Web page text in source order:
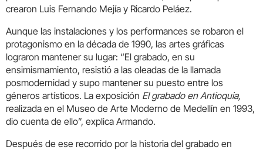
crearon Luis Fernando Mejía y Ricardo Peláez.
Aunque las instalaciones y los performances se robaron el
protagonismo en la década de 1990, las artes gráficas
lograron mantener su lugar: “El grabado, en su
ensimismamiento, resistió a las oleadas de la llamada
posmodernidad y supo mantener su puesto entre los
géneros artísticos. La exposición El grabado en Antioquia,
realizada en el Museo de Arte Moderno de Medellín en 1993,
dio cuenta de ello”, explica Armando.
Después de ese recorrido por la historia del grabado en